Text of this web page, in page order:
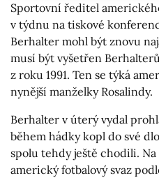
Sportovní ředitel
v týdnu na tiskové
Berhalter mohl být znovu
musí být vyšetřen
z roku 1991. Ten se týká
nynější manželky Rosalindy.
Berhalter v úterý vydal
během hádky kopl do své
spolu tehdy ještě chodili.
americký fotbalový svaz